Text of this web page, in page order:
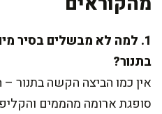
1. למה לא מבשלים בסיר
בתנור?
אין כמו הביצה הקשה בתנור
סופגת ארומה מהממים